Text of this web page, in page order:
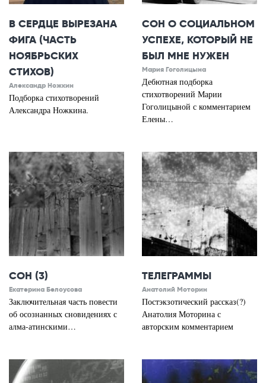
В СЕРДЦЕ ВЫРЕЗАНА
ФИГА (ЧАСТЬ
НОЯБРЬСКИХ
СТИХОВ)
Александр Ножкин
Подборка стихотворений
Александра Ножкина.
СОН О СОЦИАЛЬНОМ
УСПЕХЕ, КОТОРЫЙ НЕ
БЫЛ МНЕ НУЖЕН
Мария Гоголицына
Дебютная подборка
стихотворений Марии
Гоголицыной с комментарием
Елены…
СОН (3)
Екатерина Белоусова
Заключительная часть повести
об осознанных сновидениях с
алма-атинскими…
ТЕЛЕГРАММЫ
Анатолий Моторин
Постэкзотический рассказ(?)
Анатолия Моторина с
авторским комментарием